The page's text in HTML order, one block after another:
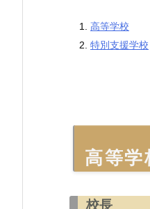
高等学校
特別支援学校
高等学
校長